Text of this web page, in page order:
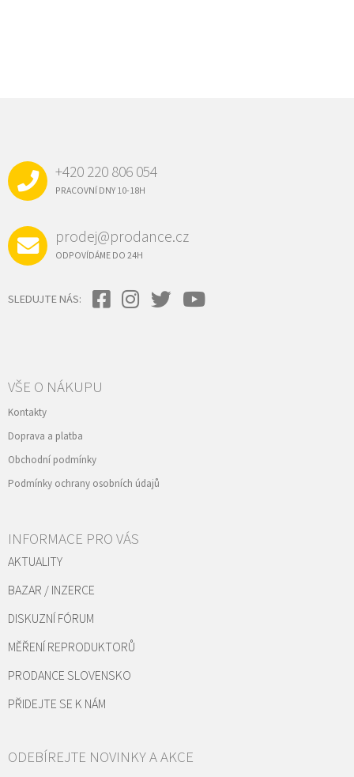
+420 220 806 054
PRACOVNÍ DNY 10-18H
prodej@prodance.cz
ODPOVÍDÁME DO 24H
SLEDUJTE NÁS:
VŠE O NÁKUPU
Kontakty
Doprava a platba
Obchodní podmínky
Podmínky ochrany osobních údajů
INFORMACE PRO VÁS
AKTUALITY
BAZAR / INZERCE
DISKUZNÍ FÓRUM
MĚŘENÍ REPRODUKTORŮ
PRODANCE SLOVENSKO
PŘIDEJTE SE K NÁM